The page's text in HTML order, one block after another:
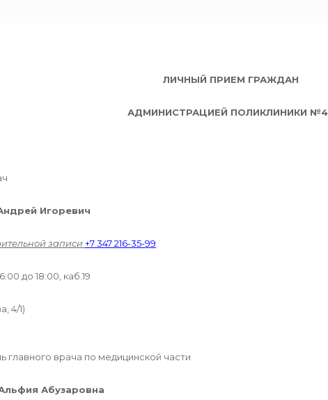
ЛИЧНЫЙ ПРИЕМ ГРАЖДАН
АДМИНИСТРАЦИЕЙ ПОЛИКЛИНИКИ
Игоревич
записи+7 347 216-35-99
до 18:00, каб.19
4/1)
главного врача по медицинской части
Абузаровна